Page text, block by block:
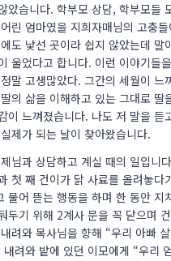
았습니다. 학부모 상담, 학부모들
린 엄마였을 지희자매님의 고충
도 낯선 곳이라 쉽지 않았는데
울었다고 합니다. 이런 이야기들
말 고생많았다. 그간의 세월이
의 삶을 이해하고 있는 그대로
이 느껴졌습니다. 나도 저 말을
제가 되는 날이 찾아왔습니다.
님과 상담하고 계실 때의 일입니
첫 째 건이가 닭 사료를 올려놓
물어 뜯는 행동을 하며 한 동안
두기 위해 2계사 문을 꼭 닫으며
려와 목사님을 향해 “우리 아빠
려와 밭에 있던 이모에게 “우리